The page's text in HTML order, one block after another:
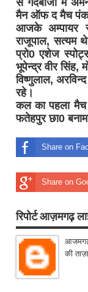
से गेदबाजी में
मैन ऑफ द मैच
आजके अम्पायर
राजूपाल, सत्यम
प्रो0 एशेज
भूपेन्द्र वीर सिंह,
विष्णुलाल,
रहे।
कल का पहला मैच
फतेहपुर छा0
Share on
Share on
रिपोर्ट आज़मगढ़
की